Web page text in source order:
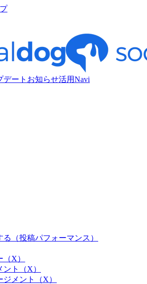
デート お知らせ活用Navi
（投稿パフォーマンス）
X）
ト（X）
メント（X）